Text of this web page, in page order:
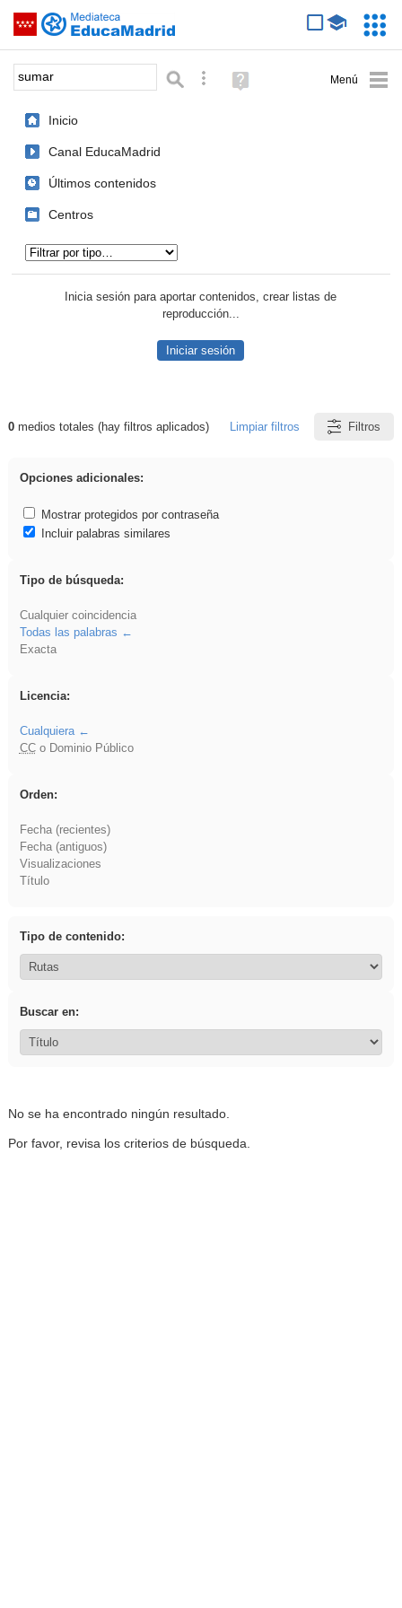
Saltar navegación
Palabra o frase: Búsqueda avanzada
Ayuda
(en
Inicio
Canal EducaMadrid
Últimos contenidos
Centros
Inicia sesión para aportar contenidos, crear listas de
reproducción...
Iniciar sesión
Resultados de: sumar
0medios totales (hay filtros aplicados) Limpiar filtros Filtros
Opciones adicionales:
Mostrar protegidos por contraseña
Incluir palabras similares
Tipo de búsqueda:
Cualquier coincidencia
Todas las palabras
Exacta
Licencia:
Cualquiera
CCo Dominio Público
Orden:
Fecha (recientes)
Fecha (antiguos)
Visualizaciones
Título
Tipo de contenido:
Buscar en:
No se ha encontrado ningún resultado.
Por favor, revisa los criterios de búsqueda.